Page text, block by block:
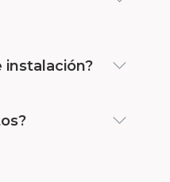
instalación?